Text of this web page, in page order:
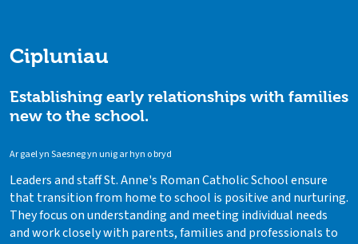
Cipluniau
Establishing early relationships with families
new to the school.
Ar gael yn Saesneg yn unig ar hyn o bryd
Leaders and staff St. Anne's Roman Catholic School ensure
that transition from home to school is positive and nurturing.
They focus on understanding and meeting individual needs
and work closely with parents, families and professionals to